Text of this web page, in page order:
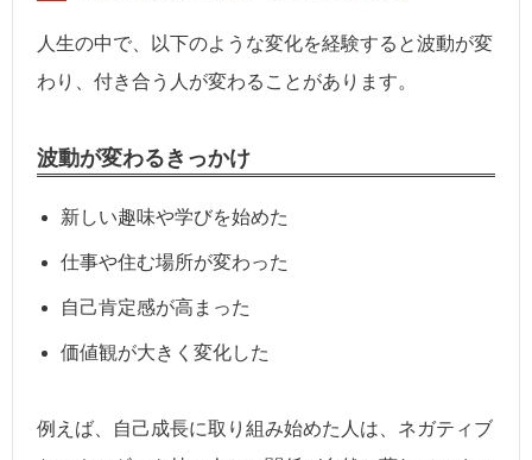
人生の中で、以下のような変化を経験すると波動が変
わり、付き合う人が変わることがあります。
波動が変わるきっかけ
新しい趣味や学びを始めた
仕事や住む場所が変わった
自己肯定感が高まった
価値観が大きく変化した
例えば、自己成長に取り組み始めた人は、ネガティブ